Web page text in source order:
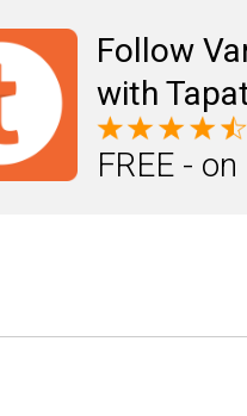
Follow
with
FREE -